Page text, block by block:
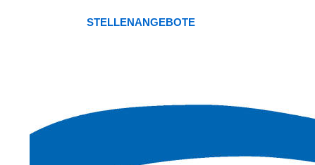
STELLENANGEBOTE